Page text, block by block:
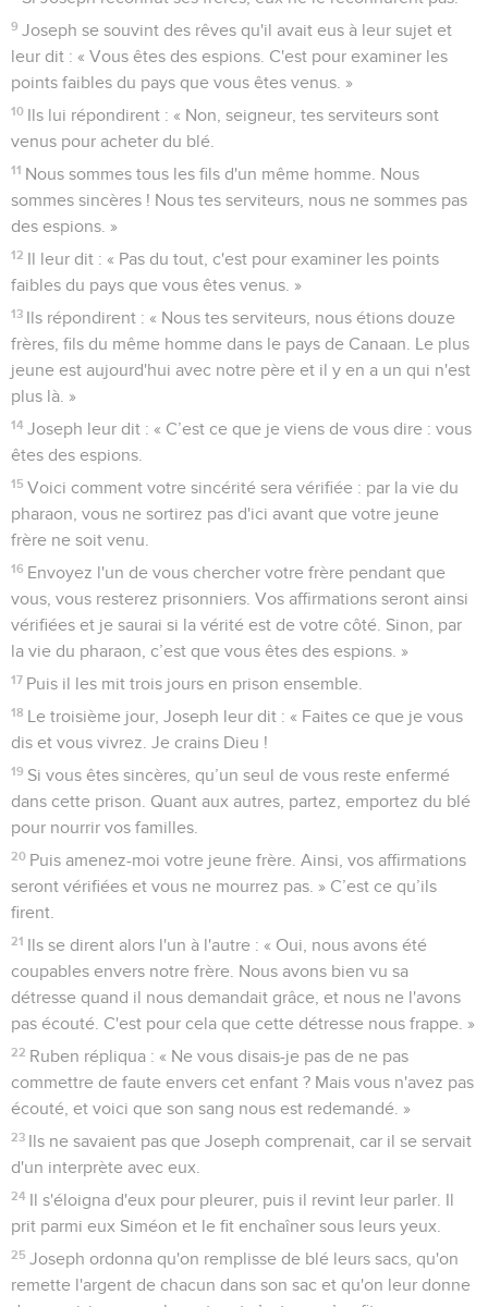
9 Joseph se souvint des rêves qu'il avait eus à leur sujet et
leur dit : « Vous êtes des espions. C'est pour examiner les
points faibles du pays que vous êtes venus. »
10 Ils lui répondirent : « Non, seigneur, tes serviteurs sont
venus pour acheter du blé.
11 Nous sommes tous les fils d'un même homme. Nous
sommes sincères ! Nous tes serviteurs, nous ne sommes pas
des espions. »
12 Il leur dit : « Pas du tout, c'est pour examiner les points
faibles du pays que vous êtes venus. »
13 Ils répondirent : « Nous tes serviteurs, nous étions douze
frères, fils du même homme dans le pays de Canaan. Le plus
jeune est aujourd'hui avec notre père et il y en a un qui n'est
plus là. »
14 Joseph leur dit : « C’est ce que je viens de vous dire : vous
êtes des espions.
15 Voici comment votre sincérité sera vérifiée : par la vie du
pharaon, vous ne sortirez pas d'ici avant que votre jeune
frère ne soit venu.
16 Envoyez l'un de vous chercher votre frère pendant que
vous, vous resterez prisonniers. Vos affirmations seront ainsi
vérifiées et je saurai si la vérité est de votre côté. Sinon, par
la vie du pharaon, c’est que vous êtes des espions. »
17 Puis il les mit trois jours en prison ensemble.
18 Le troisième jour, Joseph leur dit : « Faites ce que je vous
dis et vous vivrez. Je crains Dieu !
19 Si vous êtes sincères, qu’un seul de vous reste enfermé
dans cette prison. Quant aux autres, partez, emportez du blé
pour nourrir vos familles.
20 Puis amenez-moi votre jeune frère. Ainsi, vos affirmations
seront vérifiées et vous ne mourrez pas. » C’est ce qu’ils
firent.
21 Ils se dirent alors l'un à l'autre : « Oui, nous avons été
coupables envers notre frère. Nous avons bien vu sa
détresse quand il nous demandait grâce, et nous ne l'avons
pas écouté. C'est pour cela que cette détresse nous frappe. »
22 Ruben répliqua : « Ne vous disais-je pas de ne pas
commettre de faute envers cet enfant ? Mais vous n'avez pas
écouté, et voici que son sang nous est redemandé. »
23 Ils ne savaient pas que Joseph comprenait, car il se servait
d'un interprète avec eux.
24 Il s'éloigna d'eux pour pleurer, puis il revint leur parler. Il
prit parmi eux Siméon et le fit enchaîner sous leurs yeux.
25 Joseph ordonna qu'on remplisse de blé leurs sacs, qu'on
remette l'argent de chacun dans son sac et qu'on leur donne